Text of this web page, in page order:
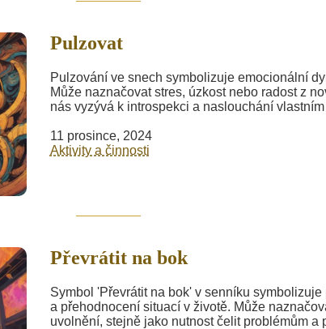
Pulzovat
Pulzování ve snech symbolizuje emocionální
Může naznačovat stres, úzkost nebo radost z
nás vyzývá k introspekci a naslouchání
11 prosince, 2024
Aktivity a činnosti
Převrátit na bok
Symbol 'Převrátit na bok' v senníku
a přehodnocení situací v životě. Může
uvolnění, stejně jako nutnost čelit problémům a